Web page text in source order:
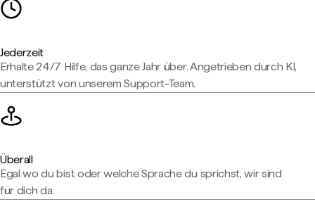
Jederzeit
Erhalte 24/7 Hilfe, das ganze Jahr über. Angetrieben durch KI,
unterstützt von unserem Support-Team.
Überall
Egal wo du bist oder welche Sprache du sprichst, wir sind
für dich da.